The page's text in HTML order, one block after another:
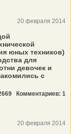
20 февраля 2014
юных техников)
для
девочек и
с
Комментариев: 1
20 февраля 2014